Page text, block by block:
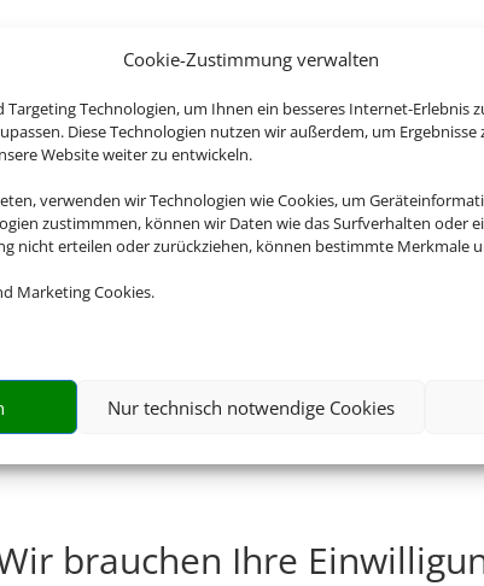
Cookie-Zustimmung verwalten
Technologien, um Ihnen ein besseres Internet-Erlebnis
Diese Technologien nutzen wir außerdem, um
Website weiter zu entwickeln.
verwenden wir Technologien wie Cookies, um
zustimmmen, können wir Daten wie das Surfverhalten oder
nicht erteilen oder zurückziehen, können bestimmte Merkmale
Marketing Cookies.
Nur technisch notwendige Cookies
brauchen Ihre